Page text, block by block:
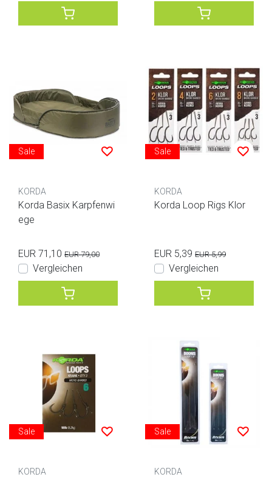
Sale
KORDA
Korda Basix Karpfenwi
ege
EUR 71,10 EUR 79,00
Vergleichen
Sale
KORDA
Korda Loop Rigs Klor
EUR 5,39 EUR 5,99
Vergleichen
Sale
KORDA
Sale
KORDA